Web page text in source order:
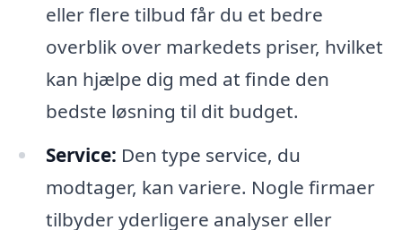
eller flere tilbud får du et bedre
overblik over markedets priser, hvilket
kan hjælpe dig med at finde den
bedste løsning til dit budget.
Service: Den type service, du
modtager, kan variere. Nogle firmaer
tilbyder yderligere analyser eller